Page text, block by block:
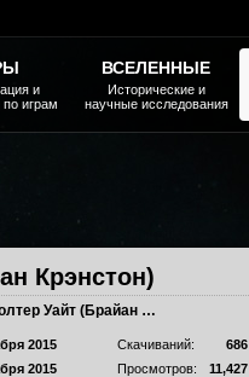
Крэнстон)
Fallout 4 - Уолтер Уайт (Брайан Крэнстон)
2015
2015
Скачиваний:
686
Просмотров:
11,427
и
играм
ВСЕЛЕННЫЕ
Исторические и
научные исследования